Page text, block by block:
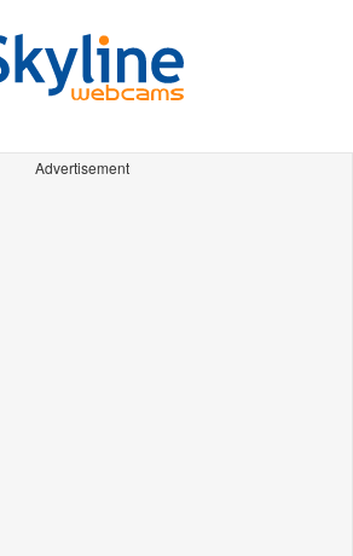
Advertisement